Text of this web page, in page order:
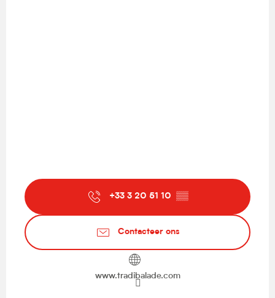
+33 3 20 51 10 ▒▒
Contacteer ons
www.tradibalade.com